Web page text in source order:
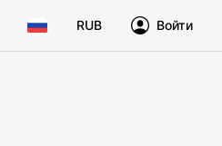
RUB Войти